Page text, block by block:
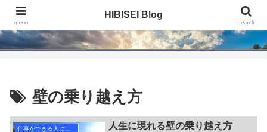
HIBISEI Blog
壁の乗り越え方
人生に現れる壁の乗り越え方
menu
HIBISEI Blog
search